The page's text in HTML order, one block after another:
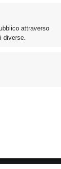
attraverso
diverse.